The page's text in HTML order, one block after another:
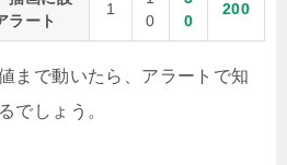
ラート
1
0
0
200
まで動いたら、アラートで知
でしょう。